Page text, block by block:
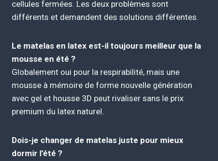
cellules fermées. Les deux problèmes sont
différents et demandent des solutions différentes.
Le matelas en latex est-il toujours meilleur que la
mousse en été ?
Globalement oui pour la respirabilité, mais une
mousse à mémoire de forme nouvelle génération
avec gel et housse 3D peut rivaliser sans le prix
premium du latex naturel.
Dois-je changer de matelas juste pour mieux
dormir l’été ?